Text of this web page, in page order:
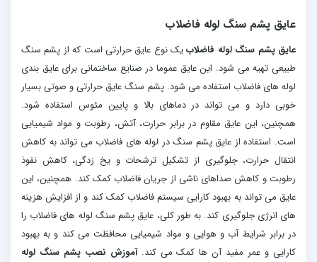
عایق پشم سنگ لوله فاضلاب
عایق پشم سنگ لوله فاضلابیک نوع عایق حرارتی است که از پشم سنگ
طبیعی تهیه می شود. این عایق عموما در صنایع ساختمانی برای عایق بندی
لوله های فاضلاب استفاده می شود. پشم سنگ عایق حرارتی و صوتی بسیار
خوبی دارد و می تواند در دماهای بالا و پایین مئوس استفاده شود.
همچنین، این عایق مقاوم در برابر حرارت، آتش، رطوبت و مواد شیمیایی
است. استفاده از عایق پشم سنگ در لوله های فاضلاب می تواند به کاهش
انتقال حرارت، جلوگیری از تشکیل ترشحات و یخ زدگی، کاهش نفوذ
رطوبت و کاهش صداهای ناشی از جریان فاضلاب کمک کند. همچنین، این
عایق می تواند به بهبود کارایی سیستم فاضلاب کمک کند و از افزایش هزینه
های انرژی جلوگیری کند. به طور کلی، عایق پشم سنگ لوله های فاضلاب را
در برابر شرایط آب و هوایی و مواد شیمیایی محافظت می کند و به بهبود
کارایی و عمر مفید آن ها کمک می کند.آموزش نصب پشم سنگ لوله